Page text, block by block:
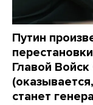
Путин
Главой
станет